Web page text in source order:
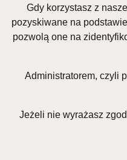
Gdy korzystasz z
pozyskiwane na
pozwolą one na
Administratorem, czyli
Jeżeli nie wyrażasz